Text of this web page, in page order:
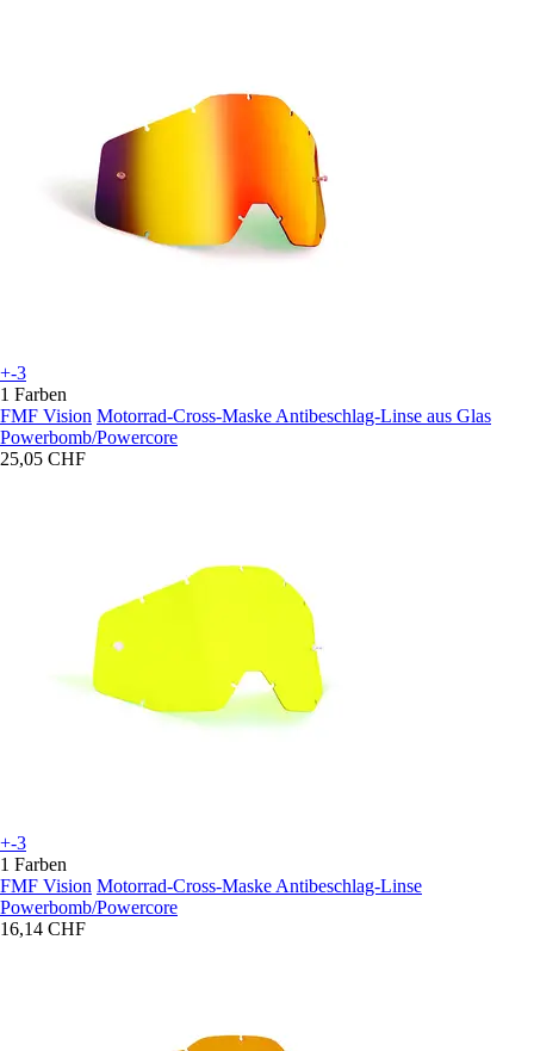
+-3
1 Farben
FMF Vision Motorrad-Cross-Maske Antibeschlag-Linse aus Glas
Powerbomb/Powercore
25,05 CHF
+-3
1 Farben
FMF Vision Motorrad-Cross-Maske Antibeschlag-Linse
Powerbomb/Powercore
16,14 CHF